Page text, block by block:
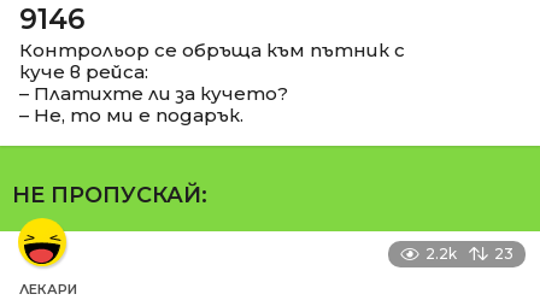
9146
Контрольор се обръща към пътник с
куче в рейса:
– Платихте ли за кучето?
– Не, то ми е подарък.
НЕ ПРОПУСКАЙ:
2.2k 23
ЛЕКАРИ